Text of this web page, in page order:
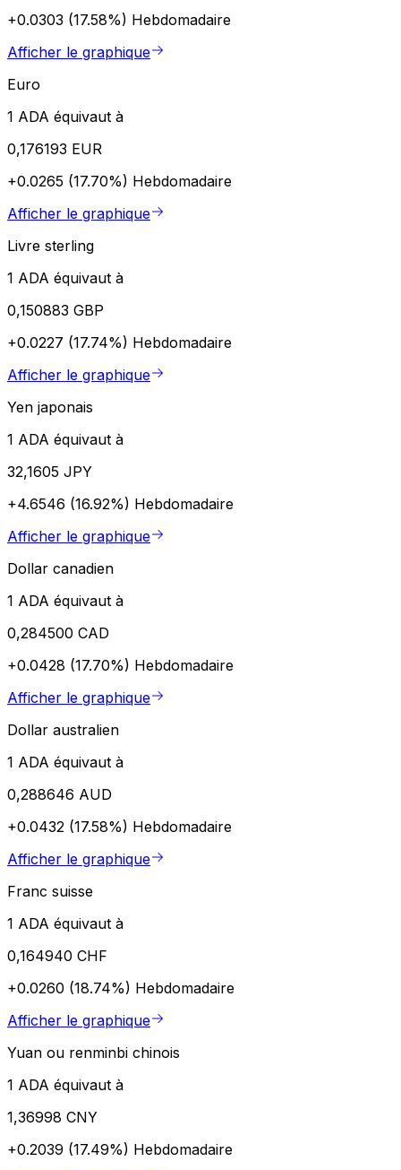
+0.0303 (17.58%) Hebdomadaire
Afficher le graphique
Euro
1 ADA équivaut à
0,176193 EUR
+0.0265 (17.70%) Hebdomadaire
Afficher le graphique
Livre sterling
1 ADA équivaut à
0,150883 GBP
+0.0227 (17.74%) Hebdomadaire
Afficher le graphique
Yen japonais
1 ADA équivaut à
32,1605 JPY
+4.6546 (16.92%) Hebdomadaire
Afficher le graphique
Dollar canadien
1 ADA équivaut à
0,284500 CAD
+0.0428 (17.70%) Hebdomadaire
Afficher le graphique
Dollar australien
1 ADA équivaut à
0,288646 AUD
+0.0432 (17.58%) Hebdomadaire
Afficher le graphique
Franc suisse
1 ADA équivaut à
0,164940 CHF
+0.0260 (18.74%) Hebdomadaire
Afficher le graphique
Yuan ou renminbi chinois
1 ADA équivaut à
1,36998 CNY
+0.2039 (17.49%) Hebdomadaire